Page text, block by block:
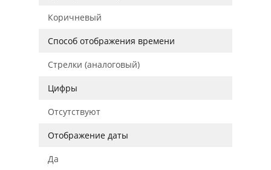
Коричневый
Способ отображения времени
Стрелки (аналоговый)
Цифры
Отсутствуют
Отображение даты
Да